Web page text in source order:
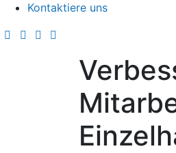
Kontaktiere uns